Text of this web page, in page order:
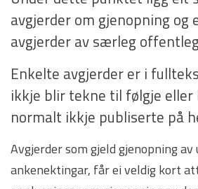
avgjerder om gjenopning og
avgjerder av særleg
Enkelte avgjerder er i
ikkje blir tekne til følgje
normalt ikkje publiserte på
Avgjerder som gjeld gjenopning av
ankenektingar, får ei veldig kort